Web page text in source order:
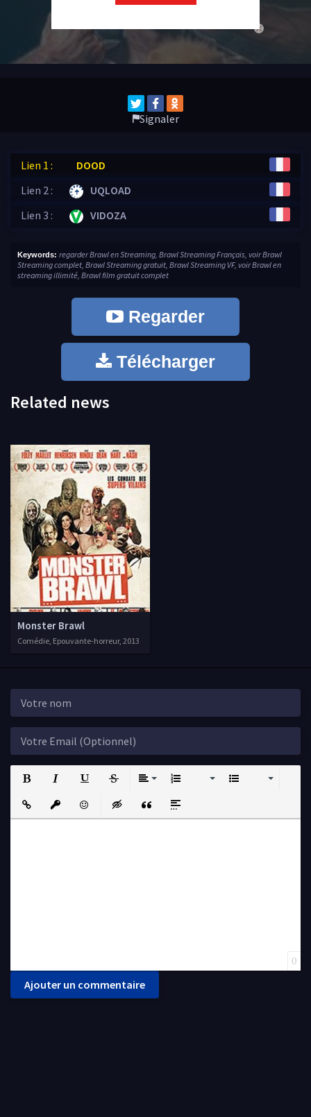
close
Signaler
Lien 1 :
DOOD
Lien 2 :
UQLOAD
Lien 3 :
VIDOZA
Keywords: regarder Brawl en Streaming, Brawl Streaming Français, voir Brawl
Streaming complet, Brawl Streaming gratuit, Brawl Streaming VF, voir Brawl en
streaming illimité, Brawl film gratuit complet
Regarder
Télécharger
Related news
Monster Brawl
Comédie, Epouvante-horreur, 2013
Strikethrough
Insert LinkInsert protected link
EmoticonsInsert hidden text
Insert QuoteInsert spoiler
0
Ajouter un commentaire